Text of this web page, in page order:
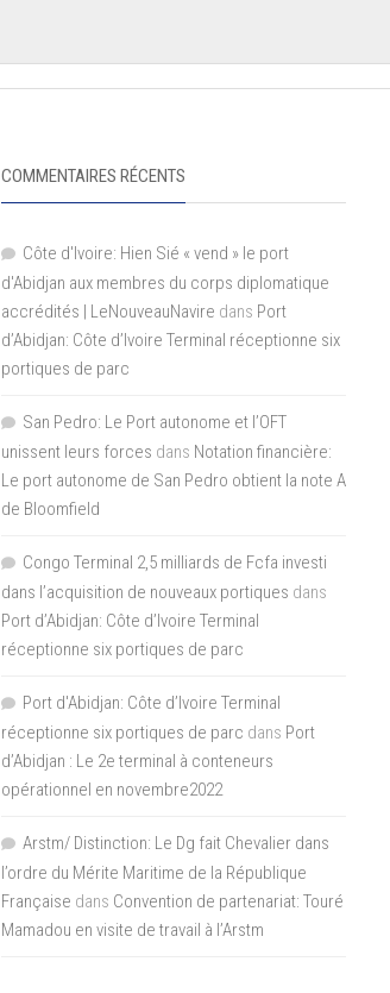
COMMENTAIRES RÉCENTS
Côte d'Ivoire: Hien Sié « vend » le port
d'Abidjan aux membres du corps diplomatique
accrédités | LeNouveauNavire dans Port
d’Abidjan: Côte d’Ivoire Terminal réceptionne six
portiques de parc
San Pedro: Le Port autonome et l’OFT
unissent leurs forces dans Notation financière:
Le port autonome de San Pedro obtient la note A
de Bloomfield
Congo Terminal 2,5 milliards de Fcfa investi
dans l’acquisition de nouveaux portiques dans
Port d’Abidjan: Côte d’Ivoire Terminal
réceptionne six portiques de parc
Port d'Abidjan: Côte d’Ivoire Terminal
réceptionne six portiques de parc dans Port
d’Abidjan : Le 2e terminal à conteneurs
opérationnel en novembre2022
Arstm/ Distinction: Le Dg fait Chevalier dans
l’ordre du Mérite Maritime de la République
Française dans Convention de partenariat: Touré
Mamadou en visite de travail à l’Arstm